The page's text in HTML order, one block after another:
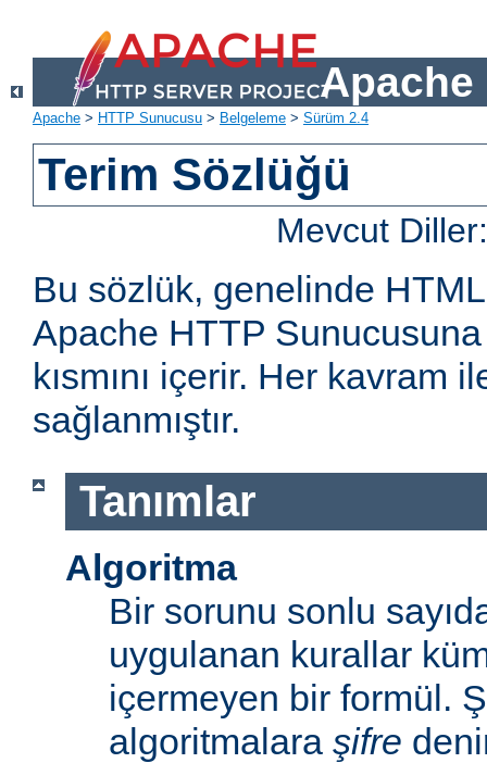
Apache
Apache > HTTP Sunucusu > Belgeleme > Sürüm 2.4
Terim Sözlüğü
Mevcut
Bu sözlük, genelinde
Apache HTTP
kısmını içerir. Her kavram
sağlanmıştır.
Tanımlar
Algoritma
Bir sorunu sonlu
uygulanan kurallar
içermeyen bir formül.
algoritmalara şifre